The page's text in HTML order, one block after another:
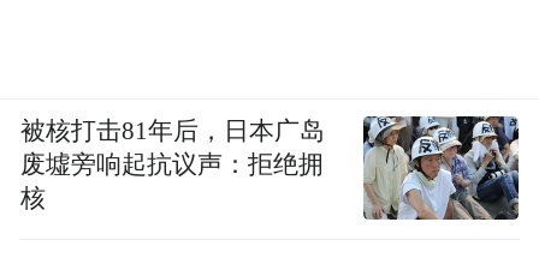
被核打击81年后，日本广岛
废墟旁响起抗议声：拒绝拥
核